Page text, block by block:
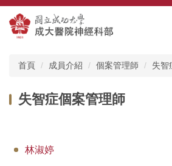
跳
到
主
首頁 成員介紹 個案管理師 失智
失智症個案管理師
林淑婷